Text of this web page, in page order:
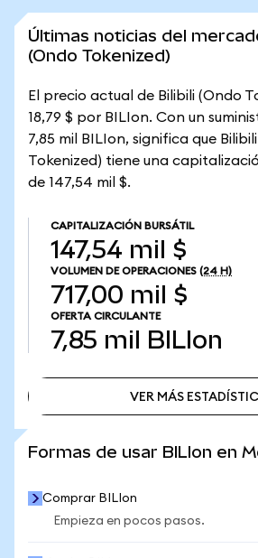
Últimas noticias del
(Ondo Tokenized)
El precio actual de Bilibili (Ondo
18,79 $ por BILIon. Con un
7,85 mil BILIon, significa que
Tokenized) tiene una
de 147,54 mil $.
CAPITALIZACIÓN BURSÁTIL
147,54 mil $
VOLUMEN DE OPERACIONES (24 H)
717,00 mil $
OFERTA CIRCULANTE
7,85 mil BILIon
VER MÁS
Formas de usar BILIon en
Comprar BILIon
Empieza en pocos pasos.